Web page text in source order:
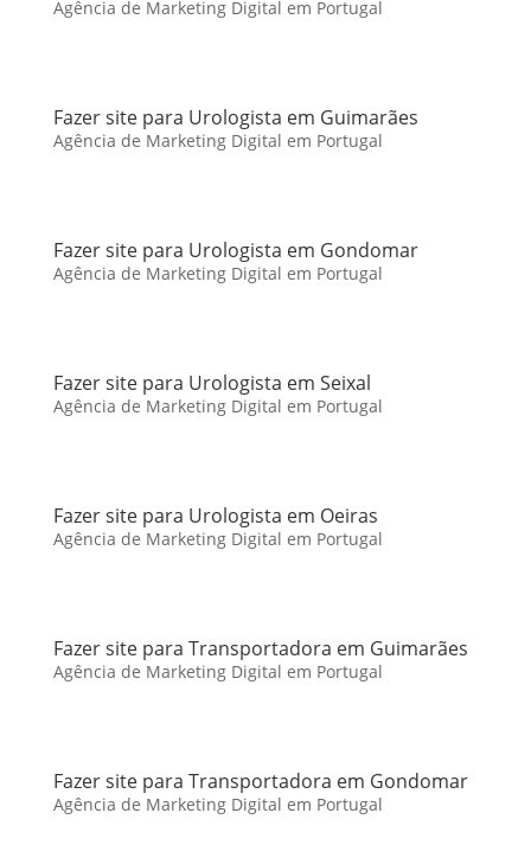
Agência de Marketing Digital em Portugal
Fazer site para Urologista em Guimarães
Agência de Marketing Digital em Portugal
Fazer site para Urologista em Gondomar
Agência de Marketing Digital em Portugal
Fazer site para Urologista em Seixal
Agência de Marketing Digital em Portugal
Fazer site para Urologista em Oeiras
Agência de Marketing Digital em Portugal
Fazer site para Transportadora em Guimarães
Agência de Marketing Digital em Portugal
Fazer site para Transportadora em Gondomar
Agência de Marketing Digital em Portugal